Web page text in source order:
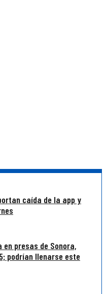
caída de la app y
en presas de Sonora,
podrían llenarse este